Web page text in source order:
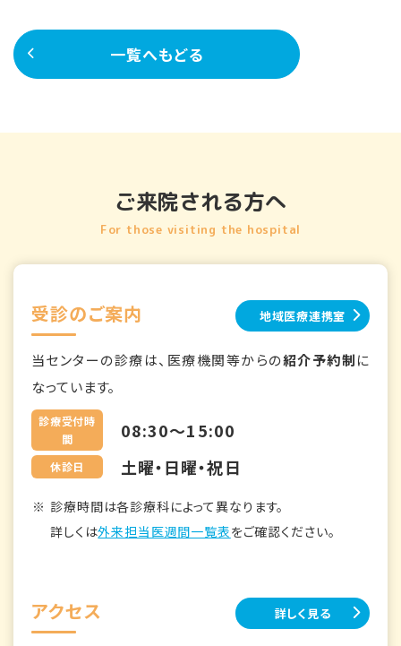
一覧へもどる
ご来院される方へ
For those visiting the hospital
受診のご案内 地域医療連携室
当センターの診療は、医療機関等からの紹介予約制に
なっています。
診療受付時
間
08:30～15:00
休診日 土曜・日曜・祝日
診療時間は各診療科によって異なります。
詳しくは外来担当医週間一覧表をご確認ください。
アクセス 詳しく見る